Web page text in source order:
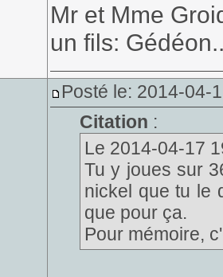
Mr et Mme
un fils:
Posté le: 2014-04-
Citation :
Le 2014-04-17
Tu y joues sur
nickel que tu le
que pour ça.
Pour mémoire,